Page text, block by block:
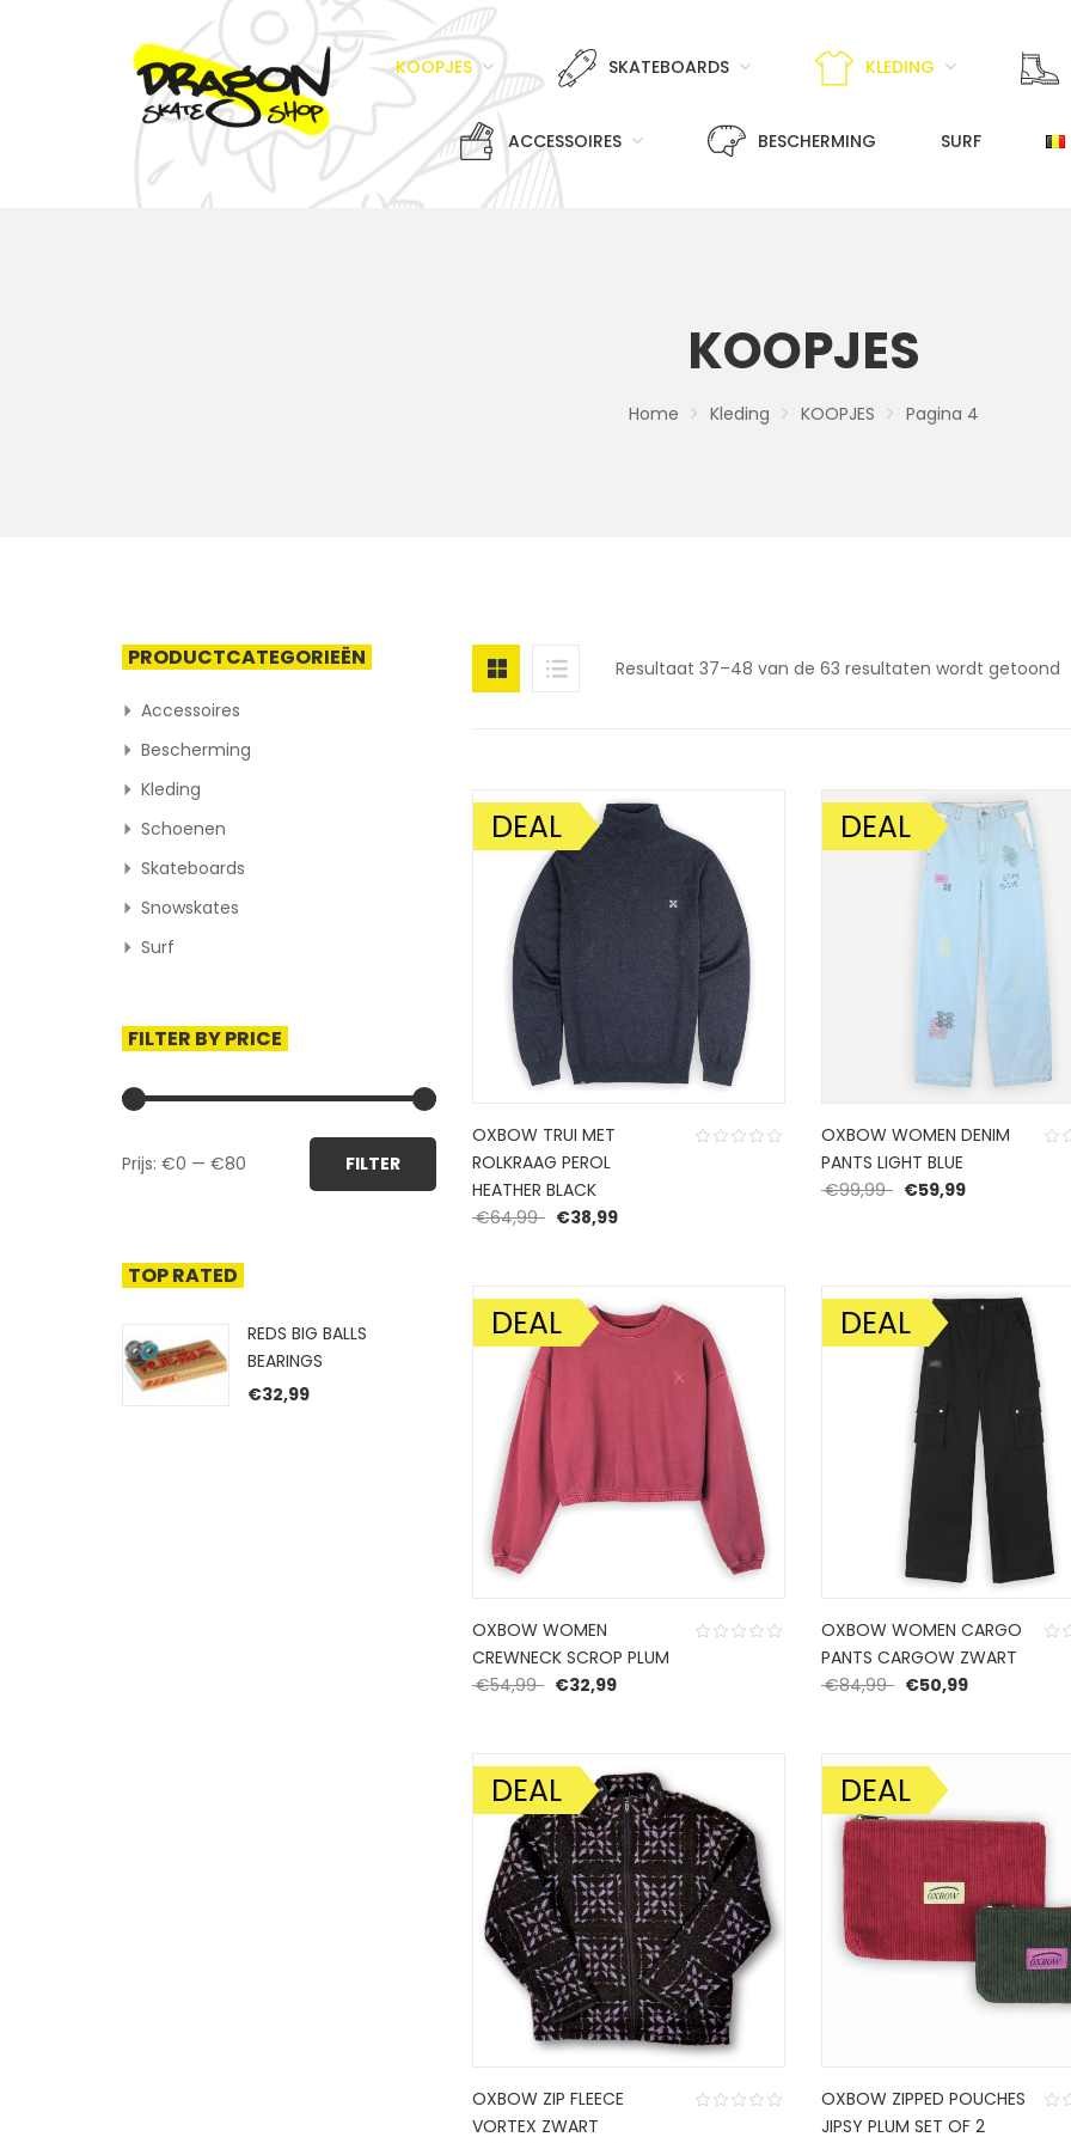
KOOPJES SKATEBOARDS KLEDING
ACCESSOIRES BESCHERMING SURF
KOOPJES
Home Kleding KOOPJES Pagina 4
PRODUCTCATEGORIEËN
Accessoires
Bescherming
Kleding
Schoenen
Skateboards
Snowskates
Surf
FILTER BY PRICE
prijs
prijs
FILTER
Prijs: €0 — €80
TOP RATED
REDS BIG BALLS
BEARINGS
€32,99
Resultaat 37–48 van de 63 resultaten wordt getoond
AANBIEDING!
DEAL
OXBOW TRUI MET
ROLKRAAG PEROL
HEATHER BLACK
€64,99 Oorspronkelijke prijs was: €64,99.
€38,99
AANBIEDING!
DEAL
OXBOW WOMEN DENIM
PANTS LIGHT BLUE
€99,99 Oorspronkelijke prijs
€59,99
AANBIEDING!
DEAL
OXBOW WOMEN
CREWNECK SCROP PLUM
€54,99 Oorspronkelijke prijs was: €54,99.
€32,99
AANBIEDING!
DEAL
OXBOW WOMEN CARGO
PANTS CARGOW ZWART
€84,99 Oorspronkelijke
€50,99
AANBIEDING!
DEAL
OXBOW ZIP FLEECE
VORTEX ZWART
AANBIEDING!
DEAL
OXBOW ZIPPED POUCHES
JIPSY PLUM SET OF 2